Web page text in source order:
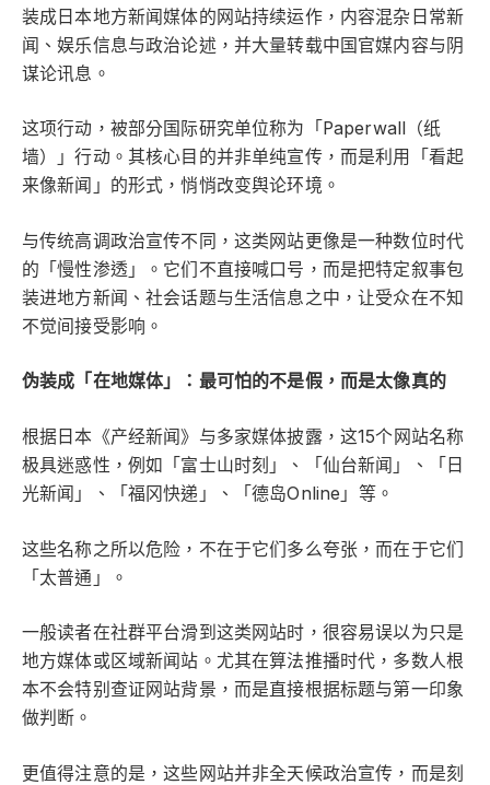
装成日本地方新闻媒体的网站持续运作，内容混杂日常新
闻、娱乐信息与政治论述，并大量转载中国官媒内容与阴
谋论讯息。
这项行动，被部分国际研究单位称为「Paperwall（纸
墙）」行动。其核心目的并非单纯宣传，而是利用「看起
来像新闻」的形式，悄悄改变舆论环境。
与传统高调政治宣传不同，这类网站更像是一种数位时代
的「慢性渗透」。它们不直接喊口号，而是把特定叙事包
装进地方新闻、社会话题与生活信息之中，让受众在不知
不觉间接受影响。
伪装成「在地媒体」：最可怕的不是假，而是太像真的
根据日本《产经新闻》与多家媒体披露，这15个网站名称
极具迷惑性，例如「富士山时刻」、「仙台新闻」、「日
光新闻」、「福冈快递」、「德岛Online」等。
这些名称之所以危险，不在于它们多么夸张，而在于它们
「太普通」。
一般读者在社群平台滑到这类网站时，很容易误以为只是
地方媒体或区域新闻站。尤其在算法推播时代，多数人根
本不会特别查证网站背景，而是直接根据标题与第一印象
做判断。
更值得注意的是，这些网站并非全天候政治宣传，而是刻